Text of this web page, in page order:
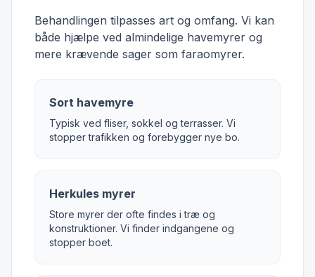
Behandlingen tilpasses art og omfang. Vi kan
både hjælpe ved almindelige havemyrer og
mere krævende sager som faraomyrer.
Sort havemyre
Typisk ved fliser, sokkel og terrasser. Vi
stopper trafikken og forebygger nye bo.
Herkules myrer
Store myrer der ofte findes i træ og
konstruktioner. Vi finder indgangene og
stopper boet.